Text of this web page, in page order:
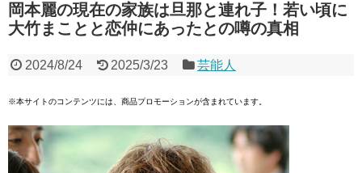
岡本麗の現在の家族は旦那と連れ子！若い頃に
大竹まことと恋仲にあったとの噂の真相
2024/8/24 2025/3/23 芸能人
※本サイトのコンテンツには、商品プロモーションが含まれています。